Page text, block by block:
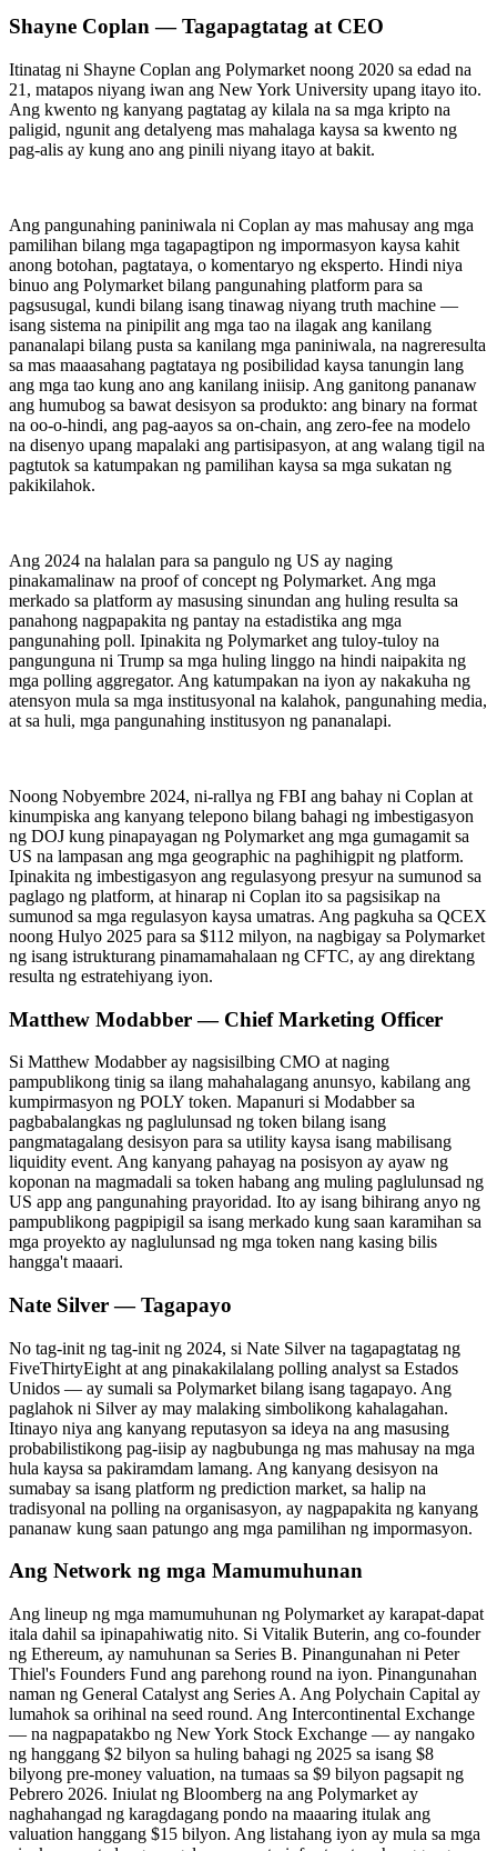
Shayne Coplan — Tagapagtatag at CEO
Itinatag ni Shayne Coplan ang Polymarket noong 2020 sa edad na
21, matapos niyang iwan ang New York University upang itayo ito.
Ang kwento ng kanyang pagtatag ay kilala na sa mga kripto na
paligid, ngunit ang detalyeng mas mahalaga kaysa sa kwento ng
pag-alis ay kung ano ang pinili niyang itayo at bakit.
Ang pangunahing paniniwala ni Coplan ay mas mahusay ang mga
pamilihan bilang mga tagapagtipon ng impormasyon kaysa kahit
anong botohan, pagtataya, o komentaryo ng eksperto. Hindi niya
binuo ang Polymarket bilang pangunahing platform para sa
pagsusugal, kundi bilang isang tinawag niyang truth machine —
isang sistema na pinipilit ang mga tao na ilagak ang kanilang
pananalapi bilang pusta sa kanilang mga paniniwala, na nagreresulta
sa mas maaasahang pagtataya ng posibilidad kaysa tanungin lang
ang mga tao kung ano ang kanilang iniisip. Ang ganitong pananaw
ang humubog sa bawat desisyon sa produkto: ang binary na format
na oo-o-hindi, ang pag-aayos sa on-chain, ang zero-fee na modelo
na disenyo upang mapalaki ang partisipasyon, at ang walang tigil na
pagtutok sa katumpakan ng pamilihan kaysa sa mga sukatan ng
pakikilahok.
Ang 2024 na halalan para sa pangulo ng US ay naging
pinakamalinaw na proof of concept ng Polymarket. Ang mga
merkado sa platform ay masusing sinundan ang huling resulta sa
panahong nagpapakita ng pantay na estadistika ang mga
pangunahing poll. Ipinakita ng Polymarket ang tuloy-tuloy na
pangunguna ni Trump sa mga huling linggo na hindi naipakita ng
mga polling aggregator. Ang katumpakan na iyon ay nakakuha ng
atensyon mula sa mga institusyonal na kalahok, pangunahing media,
at sa huli, mga pangunahing institusyon ng pananalapi.
Noong Nobyembre 2024, ni-rallya ng FBI ang bahay ni Coplan at
kinumpiska ang kanyang telepono bilang bahagi ng imbestigasyon
ng DOJ kung pinapayagan ng Polymarket ang mga gumagamit sa
US na lampasan ang mga geographic na paghihigpit ng platform.
Ipinakita ng imbestigasyon ang regulasyong presyur na sumunod sa
paglago ng platform, at hinarap ni Coplan ito sa pagsisikap na
sumunod sa mga regulasyon kaysa umatras. Ang pagkuha sa QCEX
noong Hulyo 2025 para sa $112 milyon, na nagbigay sa Polymarket
ng isang istrukturang pinamamahalaan ng CFTC, ay ang direktang
resulta ng estratehiyang iyon.
Matthew Modabber — Chief Marketing Officer
Si Matthew Modabber ay nagsisilbing CMO at naging
pampublikong tinig sa ilang mahahalagang anunsyo, kabilang ang
kumpirmasyon ng POLY token. Mapanuri si Modabber sa
pagbabalangkas ng paglulunsad ng token bilang isang
pangmatagalang desisyon para sa utility kaysa isang mabilisang
liquidity event. Ang kanyang pahayag na posisyon ay ayaw ng
koponan na magmadali sa token habang ang muling paglulunsad ng
US app ang pangunahing prayoridad. Ito ay isang bihirang anyo ng
pampublikong pagpipigil sa isang merkado kung saan karamihan sa
mga proyekto ay naglulunsad ng mga token nang kasing bilis
hangga't maaari.
Nate Silver — Tagapayo
No tag-init ng tag-init ng 2024, si Nate Silver na tagapagtatag ng
FiveThirtyEight at ang pinakakilalang polling analyst sa Estados
Unidos — ay sumali sa Polymarket bilang isang tagapayo. Ang
paglahok ni Silver ay may malaking simbolikong kahalagahan.
Itinayo niya ang kanyang reputasyon sa ideya na ang masusing
probabilistikong pag-iisip ay nagbubunga ng mas mahusay na mga
hula kaysa sa pakiramdam lamang. Ang kanyang desisyon na
sumabay sa isang platform ng prediction market, sa halip na
tradisyonal na polling na organisasyon, ay nagpapakita ng kanyang
pananaw kung saan patungo ang mga pamilihan ng impormasyon.
Ang Network ng mga Mamumuhunan
Ang lineup ng mga mamumuhunan ng Polymarket ay karapat-dapat
itala dahil sa ipinapahiwatig nito. Si Vitalik Buterin, ang co-founder
ng Ethereum, ay namuhunan sa Series B. Pinangunahan ni Peter
Thiel's Founders Fund ang parehong round na iyon. Pinangunahan
naman ng General Catalyst ang Series A. Ang Polychain Capital ay
lumahok sa orihinal na seed round. Ang Intercontinental Exchange
— na nagpapatakbo ng New York Stock Exchange — ay nangako
ng hanggang $2 bilyon sa huling bahagi ng 2025 sa isang $8
bilyong pre-money valuation, na tumaas sa $9 bilyon pagsapit ng
Pebrero 2026. Iniulat ng Bloomberg na ang Polymarket ay
naghahangad ng karagdagang pondo na maaaring itulak ang
valuation hanggang $15 bilyon. Ang listahang iyon ay mula sa mga